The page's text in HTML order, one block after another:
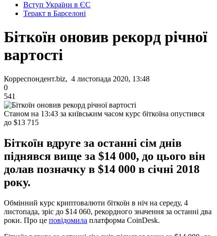
Вступ України в ЄС
Теракт в Барселоні
Біткоїн оновив рекорд річної
вартості
Корреспондент.biz, 4 листопада 2020, 13:48
0
541
Станом на 13:43 за київським часом курс біткоїна опустився
до $13 715
Біткоїн вдруге за останні сім днів
піднявся вище за $14 000, до цього він
долав позначку в $14 000 в січні 2018
року.
Обмінний курс криптовалюти біткоїн в ніч на середу, 4
листопада, зріс до $14 060, рекордного значення за останні два
роки. Про це повідомила платформа CoinDesk.